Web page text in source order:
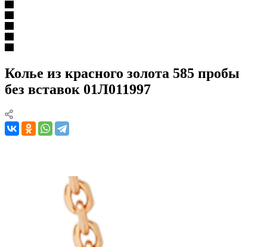
Колье из красного золота 585 пробы
без вставок 01Л011997